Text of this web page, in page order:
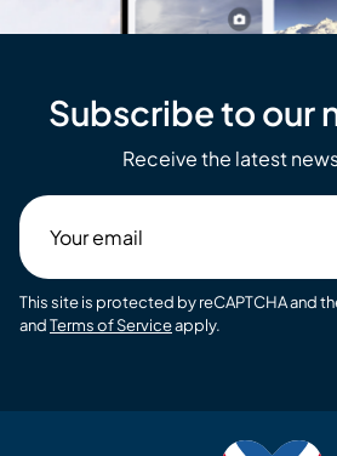
Subscribe to our
Receive the latest
email
This site is protected by reCAPTCHA and
andTerms of Serviceapply.